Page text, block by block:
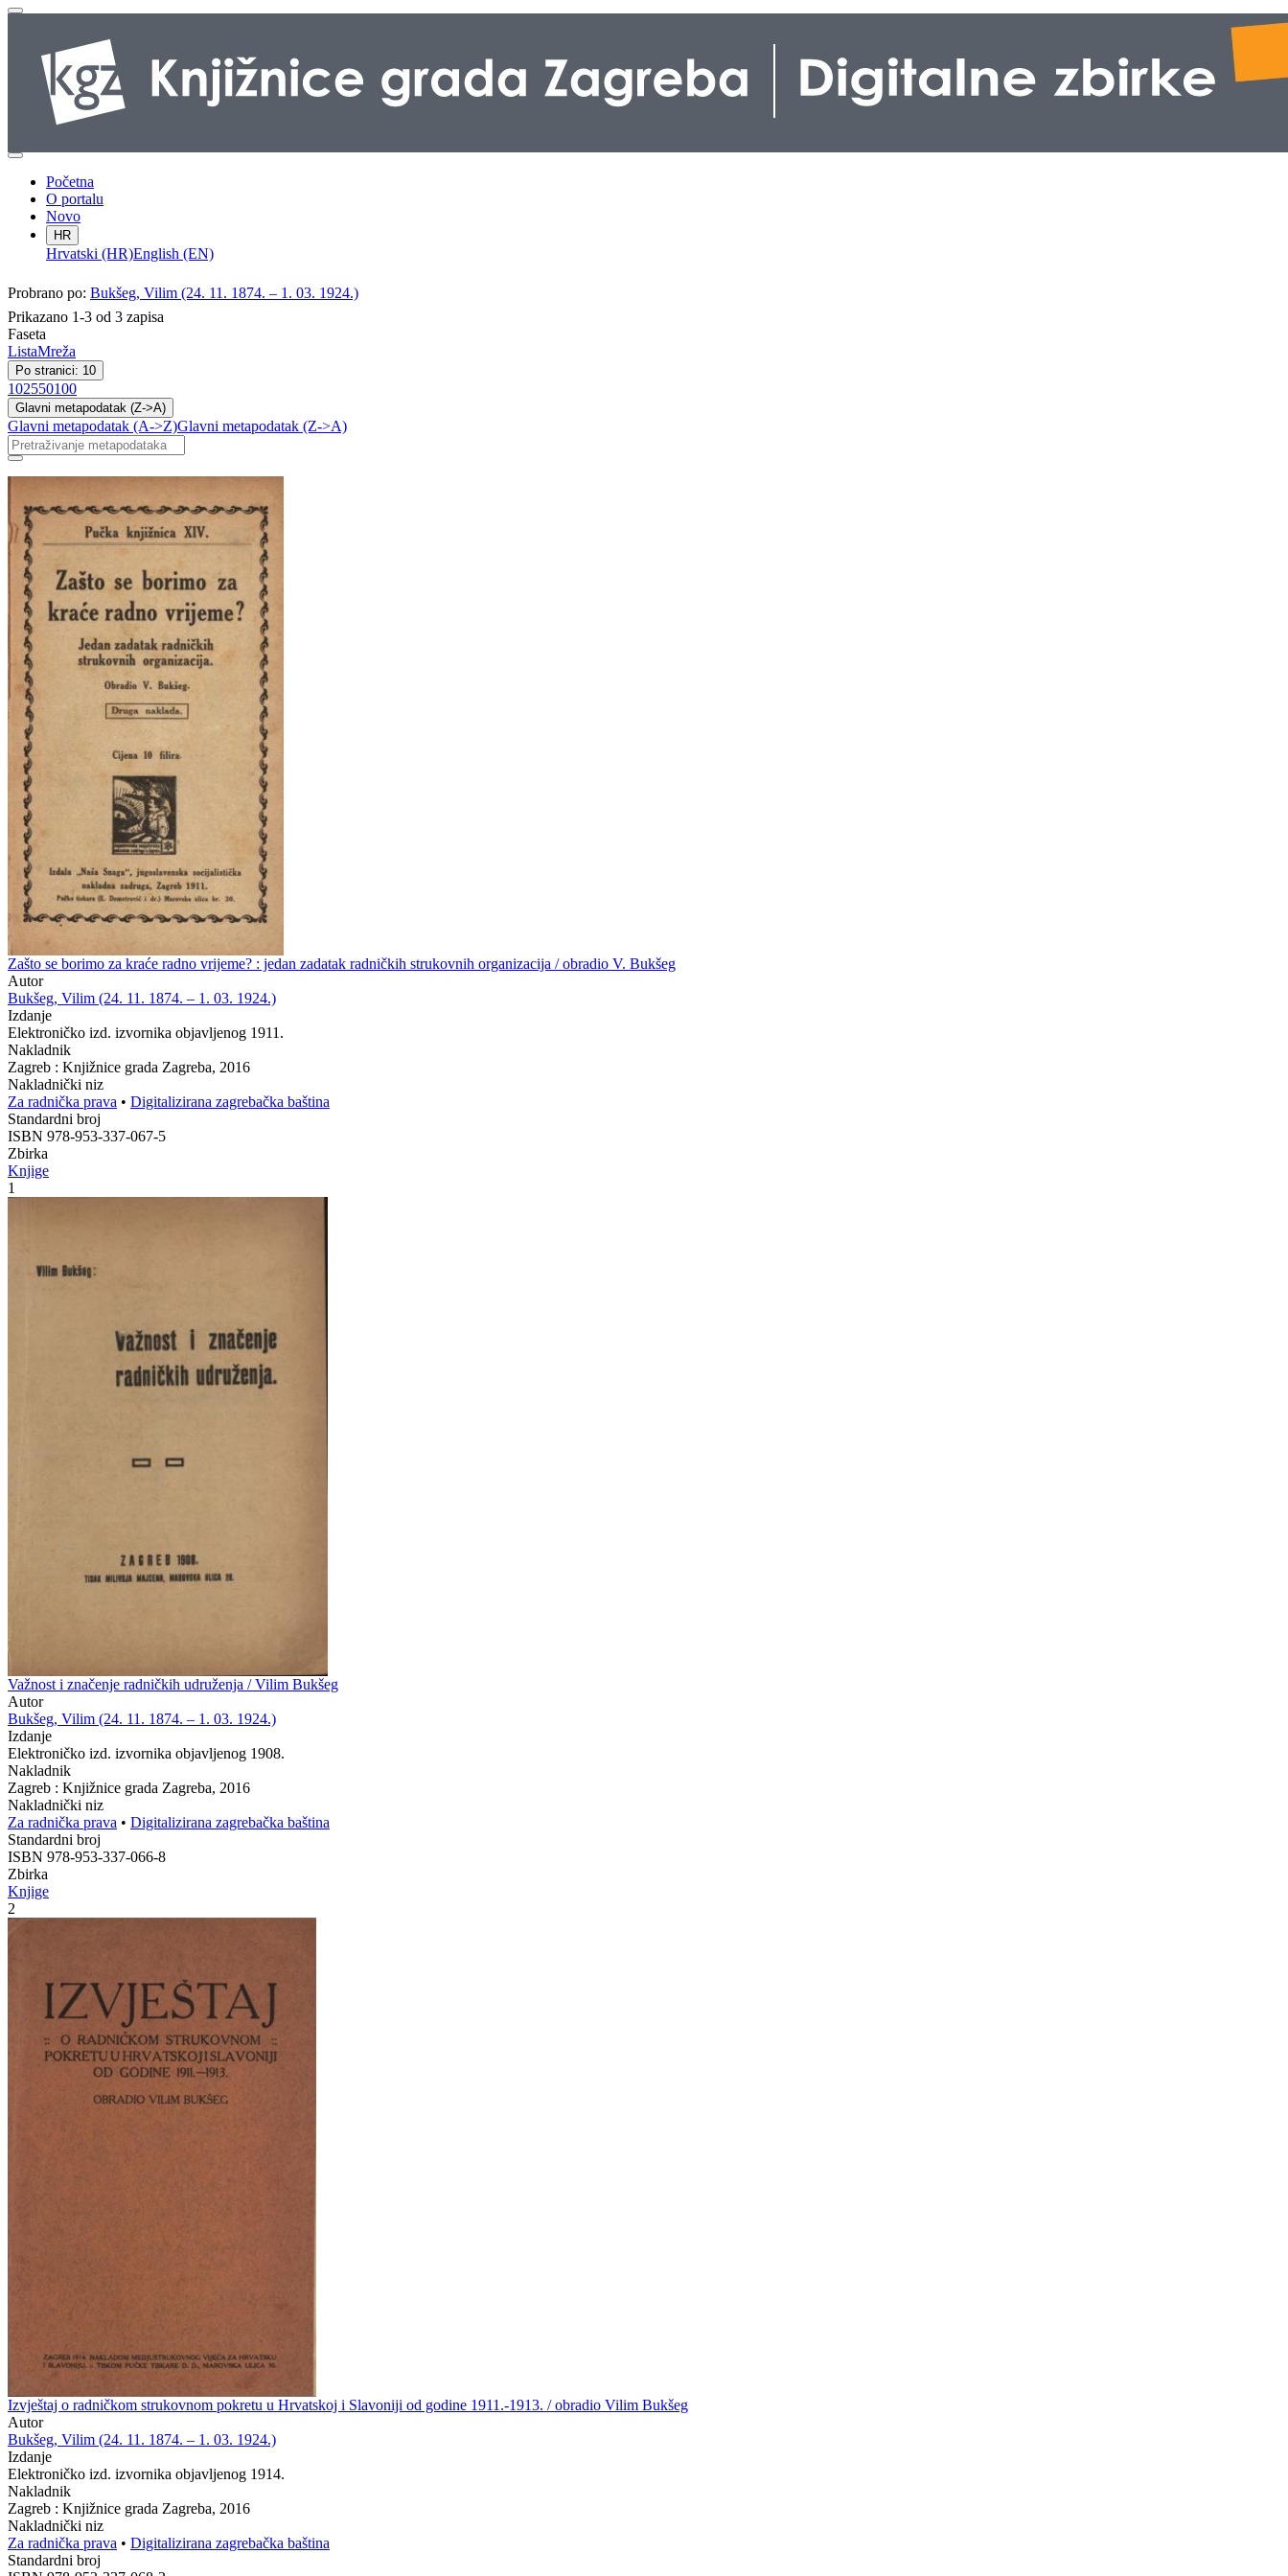
Početna
O portalu
Novo
HR
Hrvatski (HR)English (EN)
Probrano po: Bukšeg, Vilim (24. 11. 1874. – 1. 03. 1924.)
Prikazano 1-3 od 3 zapisa
Faseta
ListaMreža
Po stranici: 10
102550100
Glavni metapodatak (Z->A)
Glavni metapodatak (A->Z)Glavni metapodatak (Z->A)
Zašto se borimo za kraće radno vrijeme? : jedan zadatak radničkih strukovnih organizacija / obradio V. Bukšeg
Autor
Bukšeg, Vilim (24. 11. 1874. – 1. 03. 1924.)
Izdanje
Elektroničko izd. izvornika objavljenog 1911.
Nakladnik
Zagreb : Knjižnice grada Zagreba, 2016
Nakladnički niz
Za radnička prava • Digitalizirana zagrebačka baština
Standardni broj
ISBN 978-953-337-067-5
Zbirka
Knjige
1
Važnost i značenje radničkih udruženja / Vilim Bukšeg
Autor
Bukšeg, Vilim (24. 11. 1874. – 1. 03. 1924.)
Izdanje
Elektroničko izd. izvornika objavljenog 1908.
Nakladnik
Zagreb : Knjižnice grada Zagreba, 2016
Nakladnički niz
Za radnička prava • Digitalizirana zagrebačka baština
Standardni broj
ISBN 978-953-337-066-8
Zbirka
Knjige
2
Izvještaj o radničkom strukovnom pokretu u Hrvatskoj i Slavoniji od godine 1911.-1913. / obradio Vilim Bukšeg
Autor
Bukšeg, Vilim (24. 11. 1874. – 1. 03. 1924.)
Izdanje
Elektroničko izd. izvornika objavljenog 1914.
Nakladnik
Zagreb : Knjižnice grada Zagreba, 2016
Nakladnički niz
Za radnička prava • Digitalizirana zagrebačka baština
Standardni broj